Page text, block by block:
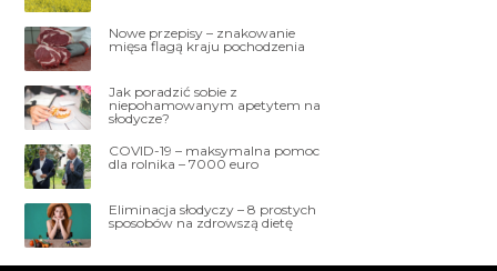
Nowe przepisy – znakowanie
mięsa flagą kraju pochodzenia
Jak poradzić sobie z
niepohamowanym apetytem na
słodycze?
COVID-19 – maksymalna pomoc
dla rolnika – 7000 euro
Eliminacja słodyczy – 8 prostych
sposobów na zdrowszą dietę